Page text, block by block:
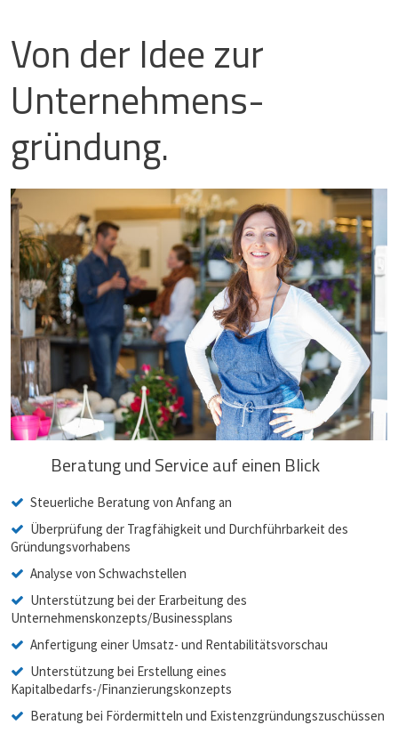
Von der Idee zur
Unternehmens­
gründung.
Beratung und Service auf einen Blick
Steuerliche Beratung von Anfang an
Überprüfung der Tragfähigkeit und Durchführbarkeit des
Gründungsvorhabens
Analyse von Schwachstellen
Unterstützung bei der Erarbeitung des
Unternehmenskonzepts/Businessplans
Anfertigung einer Umsatz- und Rentabilitätsvorschau
Unterstützung bei Erstellung eines
Kapitalbedarfs-/Finanzierungskonzepts
Beratung bei Fördermitteln und Existenzgründungszuschüssen